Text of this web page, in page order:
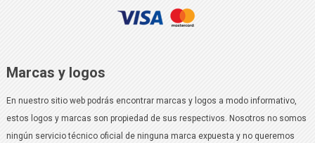
Marcas y logos
En nuestro sitio web podrás encontrar marcas y logos a modo informativo,
estos logos y marcas son propiedad de sus respectivos. Nosotros no somos
ningún servicio técnico oficial de ninguna marca expuesta y no queremos